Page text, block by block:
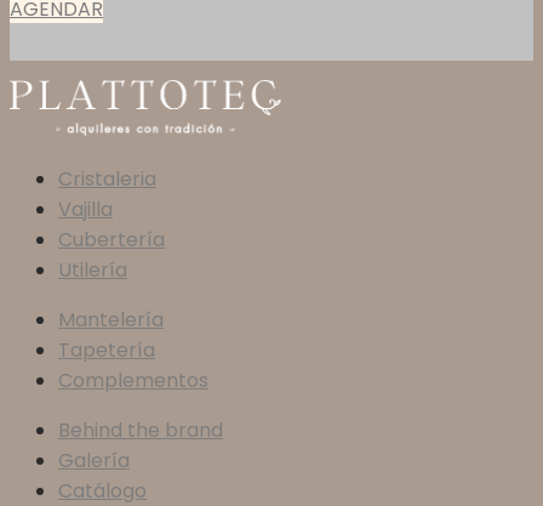
AGENDAR
Cristaleria
Vajilla
Cubertería
Utilería
Mantelería
Tapetería
Complementos
Behind the brand
Galería
Catálogo